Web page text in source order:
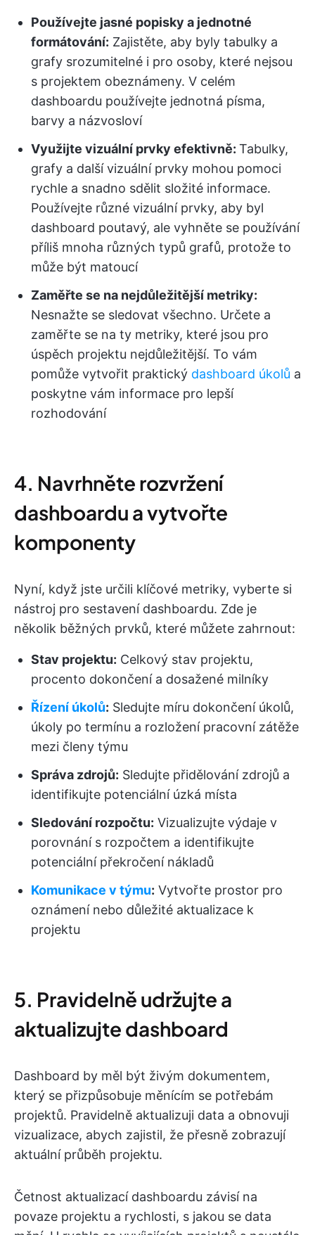
Používejte jasné popisky a jednotné
formátování: Zajistěte, aby byly tabulky a
grafy srozumitelné i pro osoby, které nejsou
s projektem obeznámeny. V celém
dashboardu používejte jednotná písma,
barvy a názvosloví
Využijte vizuální prvky efektivně: Tabulky,
grafy a další vizuální prvky mohou pomoci
rychle a snadno sdělit složité informace.
Používejte různé vizuální prvky, aby byl
dashboard poutavý, ale vyhněte se používání
příliš mnoha různých typů grafů, protože to
může být matoucí
Zaměřte se na nejdůležitější metriky:
Nesnažte se sledovat všechno. Určete a
zaměřte se na ty metriky, které jsou pro
úspěch projektu nejdůležitější. To vám
pomůže vytvořit praktický dashboard úkolů a
poskytne vám informace pro lepší
rozhodování
4. Navrhněte rozvržení
dashboardu a vytvořte
komponenty
Nyní, když jste určili klíčové metriky, vyberte si
nástroj pro sestavení dashboardu. Zde je
několik běžných prvků, které můžete zahrnout:
Stav projektu: Celkový stav projektu,
procento dokončení a dosažené milníky
Řízení úkolů: Sledujte míru dokončení úkolů,
úkoly po termínu a rozložení pracovní zátěže
mezi členy týmu
Správa zdrojů: Sledujte přidělování zdrojů a
identifikujte potenciální úzká místa
Sledování rozpočtu: Vizualizujte výdaje v
porovnání s rozpočtem a identifikujte
potenciální překročení nákladů
Komunikace v týmu: Vytvořte prostor pro
oznámení nebo důležité aktualizace k
projektu
5. Pravidelně udržujte a
aktualizujte dashboard
Dashboard by měl být živým dokumentem,
který se přizpůsobuje měnícím se potřebám
projektů. Pravidelně aktualizuji data a obnovuji
vizualizace, abych zajistil, že přesně zobrazují
aktuální průběh projektu.
Četnost aktualizací dashboardu závisí na
povaze projektu a rychlosti, s jakou se data